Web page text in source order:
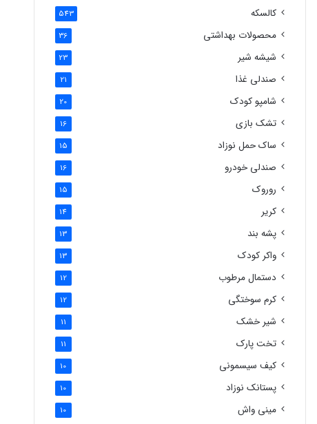
کالسکه 543
محصولات بهداشتی 36
شیشه شیر 23
صندلی غذا 21
شامپو کودک 20
تشک بازی 16
ساک حمل نوزاد 15
صندلی خودرو 16
روروک 15
کریر 14
پشه بند 13
واکر کودک 13
دستمال مرطوب 12
کرم سوختگی 12
شیر خشک 11
تخت پارک 11
کیف سیسمونی 10
پستانک نوزاد 10
مینی واش 10